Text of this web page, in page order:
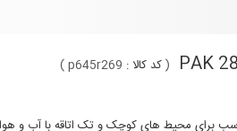
(کد کالا : p645r269
)